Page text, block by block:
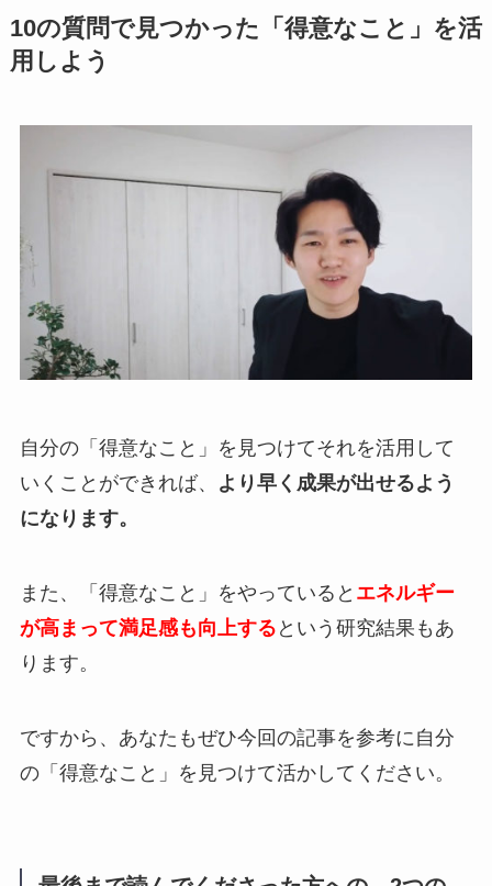
10の質問で見つかった「得意なこと」を活
用しよう
自分の「得意なこと」を見つけてそれを活用して
いくことができれば、
より早く成果が出せるよう
になります。
また、「得意なこと」をやっていると エネルギー
が高まって満足感も向上する という研究結果もあ
ります。
ですから、あなたもぜひ今回の記事を参考に自分
の「得意なこと」を見つけて活かしてください。